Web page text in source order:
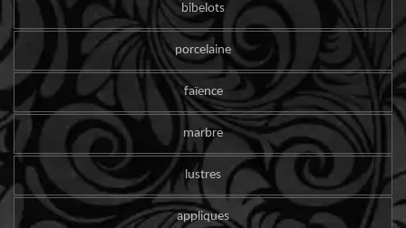
bibelots
porcelaine
faïence
marbre
lustres
appliques